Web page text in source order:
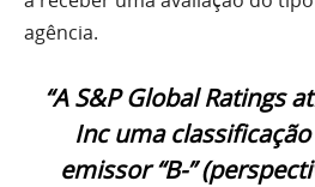
agência.
“A S&P Global Ratings
Inc uma
emissor “B-”